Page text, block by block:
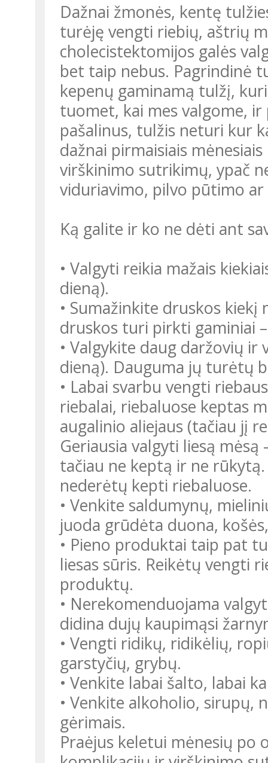
Dažnai žmonės, kentę
turėję vengti riebių, aštrių
cholecistektomijos galės
bet taip nebus. Pagrindinė
kepenų gaminamą tulžį,
tuomet, kai mes valgome,
pašalinus, tulžis neturi kur
dažnai pirmaisiais
virškinimo sutrikimų, ypač
viduriavimo, pilvo pūtimo
Ką galite ir ko ne dėti ant
• Valgyti reikia mažais
dieną).
• Sumažinkite druskos
druskos turi pirkti gaminiai
• Valgykite daug daržovių ir
dieną). Dauguma jų turėtų
• Labai svarbu vengti
riebalai, riebaluose keptas
augalinio aliejaus (tačiau jį
Geriausia valgyti liesą
tačiau ne keptą ir ne
nederėtų kepti riebaluose.
• Venkite saldumynų,
juoda grūdėta duona,
• Pieno produktai taip pat
liesas sūris. Reikėtų vengti
produktų.
• Nerekomenduojama
didina dujų kaupimąsi
• Vengti ridikų, ridikėlių,
garstyčių, grybų.
• Venkite labai šalto, labai
• Venkite alkoholio, sirupų,
gėrimais.
Praėjus keletui mėnesių po